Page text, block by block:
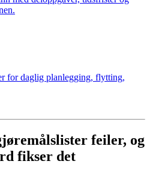
for daglig planlegging, flytting,
feiler, og
fikser det